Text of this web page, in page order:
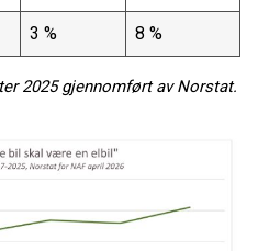
3 % 8 %
2025 gjennomført av Norstat.